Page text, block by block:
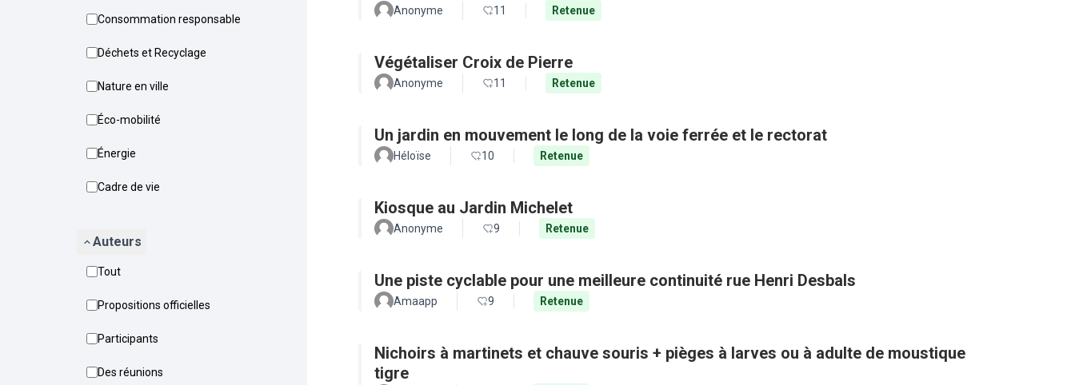
Consommation responsable
Déchets et Recyclage
Nature en ville
Éco-mobilité
Énergie
Cadre de vie
Auteurs
Tout
Propositions officielles
Participants
Des réunions
Anonyme 11 Retenue
Végétaliser Croix de Pierre
Anonyme 11 Retenue
Un jardin en mouvement le long de la voie ferrée et le rectorat
Héloïse 10 Retenue
Kiosque au Jardin Michelet
Anonyme 9 Retenue
Une piste cyclable pour une meilleure continuité rue Henri Desbals
Amaapp 9 Retenue
Nichoirs à martinets et chauve souris + pièges à larves ou à adulte de moustique
tigre